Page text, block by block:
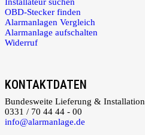
OBD-Stecker finden
Alarmanlagen Vergleich
Alarmanlage aufschalten
Widerruf
KONTAKTDATEN
Bundesweite Lieferung & Installation
0331 / 70 44 44 - 00
info@alarmanlage.de